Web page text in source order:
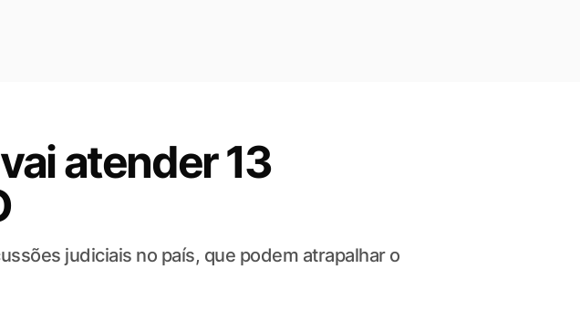
atender 13
judiciais no país, que podem atrapalhar o